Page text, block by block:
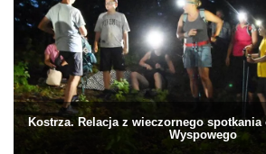
Kostrza. Relacja z wieczornego
Wyspowego